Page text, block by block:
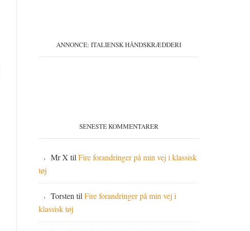
ANNONCE: ITALIENSK HÅNDSKRÆDDERI
SENESTE KOMMENTARER
Mr X til Fire forandringer på min vej i klassisk
tøj
Torsten til Fire forandringer på min vej i
klassisk tøj